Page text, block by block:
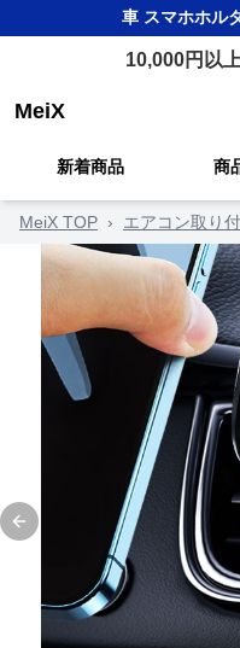
車 スマホホル
10,000円以
MeiX
新着商品 商
MeiX TOP › エアコン取り
Previous slide